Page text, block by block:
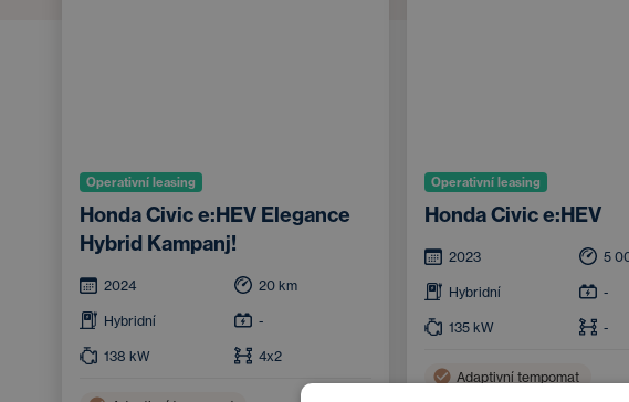
Operativní leasing
Honda Civic e:HEV Elegance
Hybrid Kampanj!
2024 20 km
Hybridní -
138 kW 4x2
Operativní leasing
Honda Civic e:HEV
2023 5
Hybridní -
135 kW -
Adaptivní tempomat